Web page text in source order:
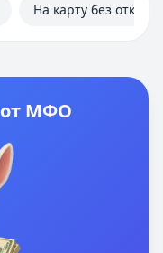
На карту без отказа
от МФО